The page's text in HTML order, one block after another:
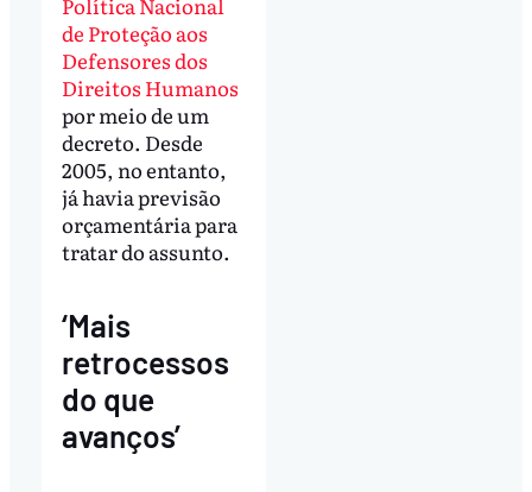
de Proteção aos
Defensores dos
Direitos Humanos
por meio de um
decreto. Desde
2005, no entanto,
já havia previsão
orçamentária para
tratar do assunto.
‘Mais
retrocessos
do que
avanços’